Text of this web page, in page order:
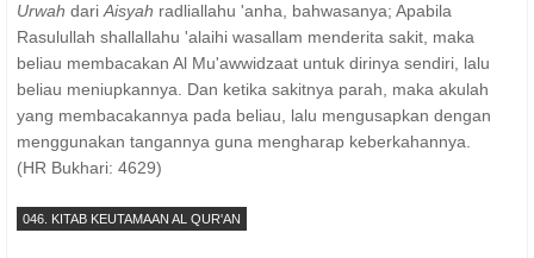
Urwah dari Aisyah radliallahu 'anha, bahwasanya; Apabila
Rasulullah shallallahu 'alaihi wasallam menderita sakit, maka
beliau membacakan Al Mu'awwidzaat untuk dirinya sendiri, lalu
beliau meniupkannya. Dan ketika sakitnya parah, maka akulah
yang membacakannya pada beliau, lalu mengusapkan dengan
menggunakan tangannya guna mengharap keberkahannya.
(HR Bukhari: 4629)
046. KITAB KEUTAMAAN AL QUR'AN